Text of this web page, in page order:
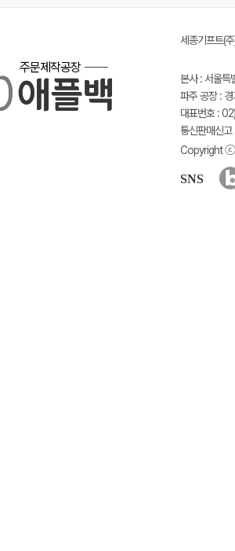
주문제작공장
세종기프트(
본사 : 서울
파주 공장 :
대표번호 :
통신판매신
Copyright ⓒ
SNS